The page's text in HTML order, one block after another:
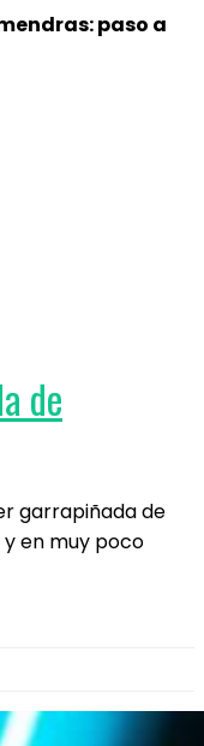
paso a
de
garrapiñada de
en muy poco